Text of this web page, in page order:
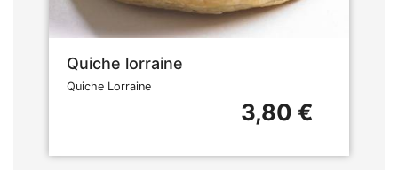
Quiche lorraine
Quiche Lorraine
3,80 €